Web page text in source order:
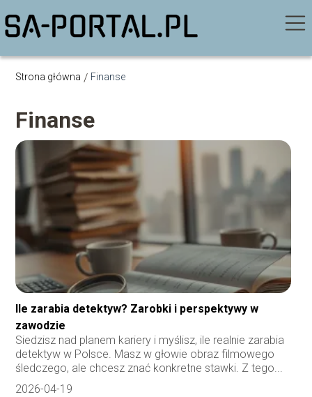
Strona główna / Finanse
Finanse
Ile zarabia detektyw? Zarobki i perspektywy w
zawodzie
Siedzisz nad planem kariery i myślisz, ile realnie zarabia
detektyw w Polsce. Masz w głowie obraz filmowego
śledczego, ale chcesz znać konkretne stawki. Z tego...
2026-04-19